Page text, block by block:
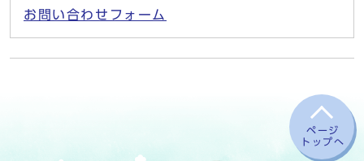
お問い合わせフォーム
ページ
トップへ